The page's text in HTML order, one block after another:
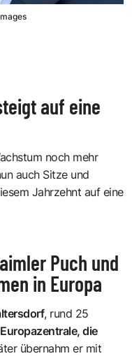
auf eine
noch mehr
auch Sitze und
Jahrzehnt auf eine
Puch und
in Europa
, rund 25
Europazentrale, die
übernahm er mit